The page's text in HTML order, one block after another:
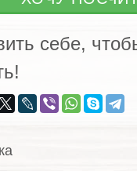
себе,